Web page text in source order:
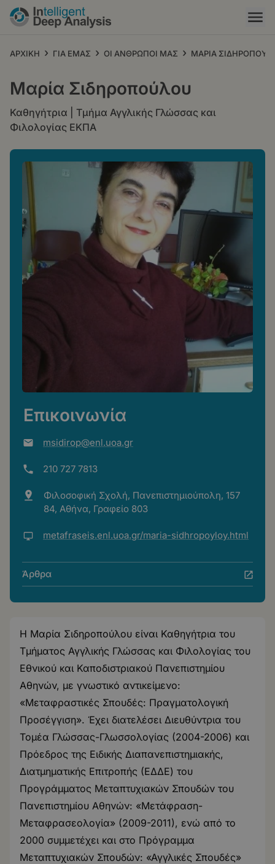
Παράκαμψη
προς
κυρίως
ΑΡΧΙΚΗ › ΓΙΑ ΕΜΑΣ › ΟΙ ΑΝΘΡΩΠΟΙ ΜΑΣ › ΜΑΡΙΑ
Μαρία Σιδηροπούλου
Καθηγήτρια | Τμήμα Αγγλικής Γλώσσας και
Φιλολογίας ΕΚΠΑ
Επικοινωνία
msidirop@enl.uoa.gr
210 727 7813
Φιλοσοφική Σχολή, Πανεπιστημιούπολη, 157
84, Αθήνα, Γραφείο 803
metafraseis.enl.uoa.gr/maria-sidhropoyloy.html
Άρθρα
Η Μαρία Σιδηροπούλου είναι Καθηγήτρια του
Τμήματος Αγγλικής Γλώσσας και Φιλολογίας του
Εθνικού και Καποδιστριακού Πανεπιστημίου
Αθηνών, με γνωστικό αντικείμενο:
«Μεταφραστικές Σπουδές: Πραγματολογική
Προσέγγιση». Έχει διατελέσει Διευθύντρια του
Τομέα Γλώσσας-Γλωσσολογίας (2004-2006) και
Πρόεδρος της Ειδικής Διαπανεπιστημιακής,
Διατμηματικής Επιτροπής (ΕΔΔΕ) του
Προγράμματος Μεταπτυχιακών Σπουδών του
Πανεπιστημίου Αθηνών: «Μετάφραση-
Μεταφρασεολογία» (2009-2011), ενώ από το
2000 συμμετέχει και στο Πρόγραμμα
Μεταπτυχιακών Σπουδών: «Αγγλικές Σπουδές»